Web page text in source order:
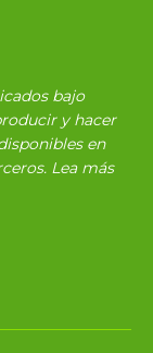
bajo
y hacer
en
Lea más